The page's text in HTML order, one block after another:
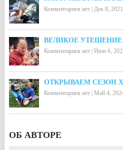
Комментариев нет| Дек 8, 2021
ВЕЛИКОЕ УТЕШЕНИЕ
Комментариев нет| Июн 6,
ОТКРЫВАЕМ CЕЗОН
Комментариев нет| Май 4,
ОБ АВТОРЕ